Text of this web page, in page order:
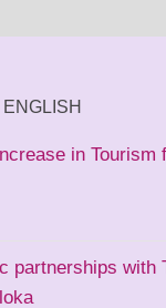
in Tourism
partnerships with